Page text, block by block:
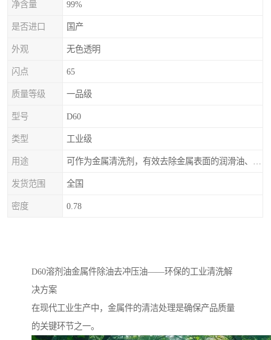
净含量 99%
是否进口 国产
外观 无色透明
闪点 65
质量等级 一品级
型号 D60
类型 工业级
用途
发货范围 全国
密度 0.78
D60溶剂油金属件除油去冲压油——环保的工业清洗解
决方案
在现代工业生产中，金属件的清洁处理是确保产品质量
的关键环节之一。